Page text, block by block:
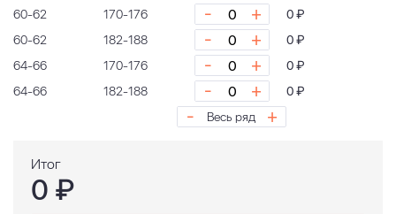
60-62
170-176 - +
0 ₽
60-62
182-188 - +
0 ₽
64-66
170-176 - +
0 ₽
64-66
182-188 - + 0 ₽
- Весь ряд +
Итог
0 ₽